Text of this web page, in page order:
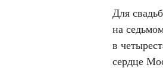
Для
на
в
сердце